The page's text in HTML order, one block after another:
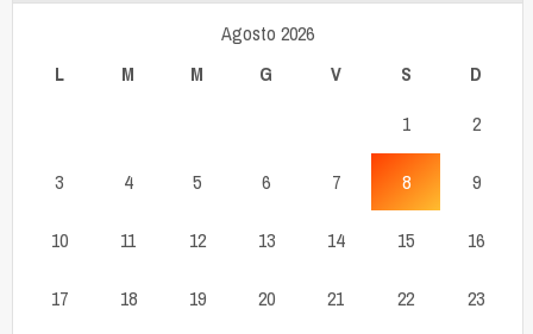
Agosto 2026
L
M M G V S D
1 2
3 4 5 6 7 8 9
10 11 12 13 14 15 16
17 18 19 20 21 22 23